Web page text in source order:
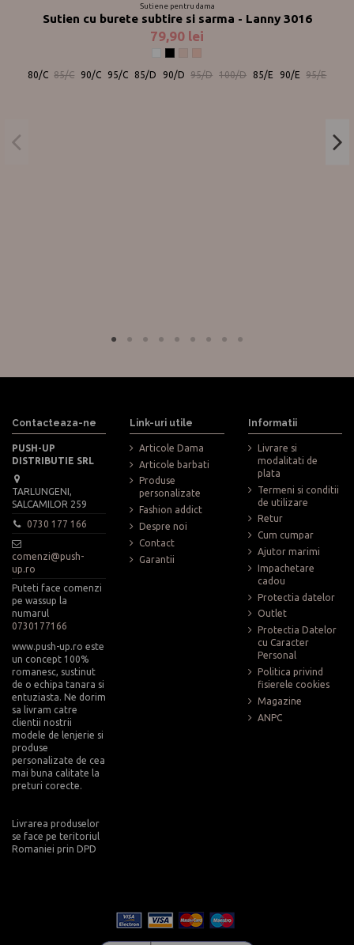
Sutiene pentru dama
Sutien cu burete subtire si sarma - Lanny 3016
79,90 lei
AlbNegruPudraPudra / Negru
80/C 85/C 90/C 95/C 85/D 90/D 95/D 100/D 85/E 90/E 95/E
Contacteaza-ne
PUSH-UP
DISTRIBUTIE SRL
TARLUNGENI,
SALCAMILOR 259
0730 177 166
comenzi@push-
up.ro
Puteti face comenzi
pe wassup la
numarul
0730177166
www.push-up.ro este
un concept 100%
romanesc, sustinut
de o echipa tanara si
entuziasta. Ne dorim
sa livram catre
clientii nostrii
modele de lenjerie si
produse
personalizate de cea
mai buna calitate la
preturi corecte.
Livrarea produselor
se face pe teritoriul
Romaniei prin DPD
Link-uri utile
Articole Dama
Articole barbati
Produse
personalizate
Fashion addict
Despre noi
Contact
Garantii
Informatii
Livrare si
modalitati de
plata
Termeni si conditii
de utilizare
Retur
Cum cumpar
Ajutor marimi
Impachetare
cadou
Protectia datelor
Outlet
Protectia Datelor
cu Caracter
Personal
Politica privind
fisierele cookies
Magazine
ANPC